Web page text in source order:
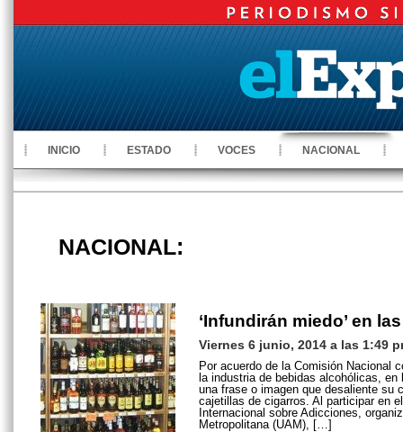
INICIO ESTADO VOCES NACIONAL
NACIONAL:
‘Infundirán miedo’ en
Viernes 6 junio, 2014 a las 1:49
Por acuerdo de la Comisión Nacional
la industria de bebidas alcohólicas,
una frase o imagen que desaliente su
cajetillas de cigarros. Al participar en
Internacional sobre Adicciones,
Metropolitana (UAM), […]